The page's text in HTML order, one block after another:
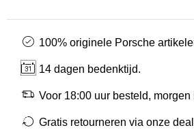
100% originele Porsche
14 dagen bedenktijd.
Voor 18:00 uur besteld, morgen
Gratis retourneren via onze